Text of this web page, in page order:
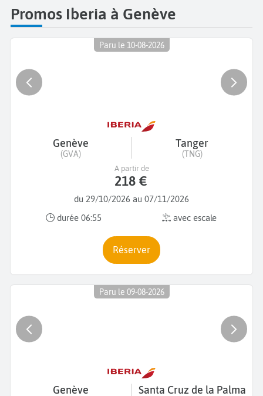
Promos Iberia à Genève
Paru le 10-08-2026
Genève
(GVA)
Tanger
(TNG)
du 29/10/2026 au 07/11/2026
durée 06:55
avec escale
A partir de
218 €
Réserver
Paru le 09-08-2026
Genève Santa Cruz de la Palma